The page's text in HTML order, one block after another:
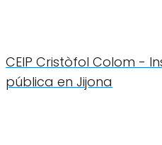
CEIP Cristòfol Colom -
pública en Jijona